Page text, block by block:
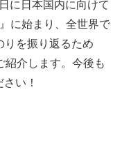
に日本国内に向けて
に始まり、全世界で
りを振り返るため
紹介します。今後も
い！